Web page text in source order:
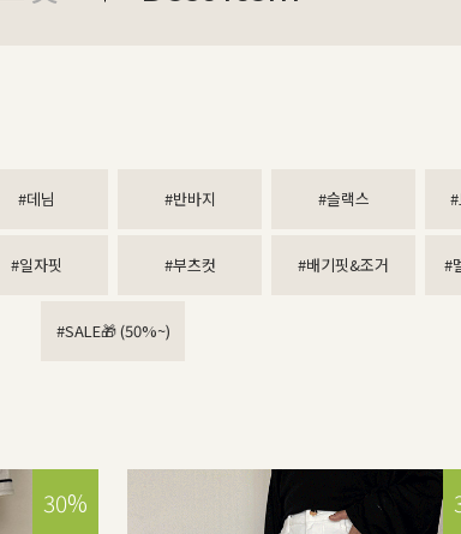
#데님 #반바지 #슬랙스
#일자핏 #부츠컷 #배기핏&조거 #
#SALE🎁 (50%~)
30%